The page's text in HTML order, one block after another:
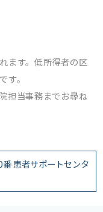
ます。低所得者の区
す。
担当事務までお尋ね
患者サポートセンタ